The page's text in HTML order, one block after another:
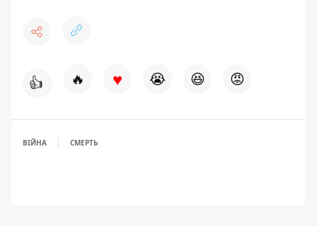
👍 🔥 ♥ 😭 😆 😡
ВІЙНА СМЕРТЬ